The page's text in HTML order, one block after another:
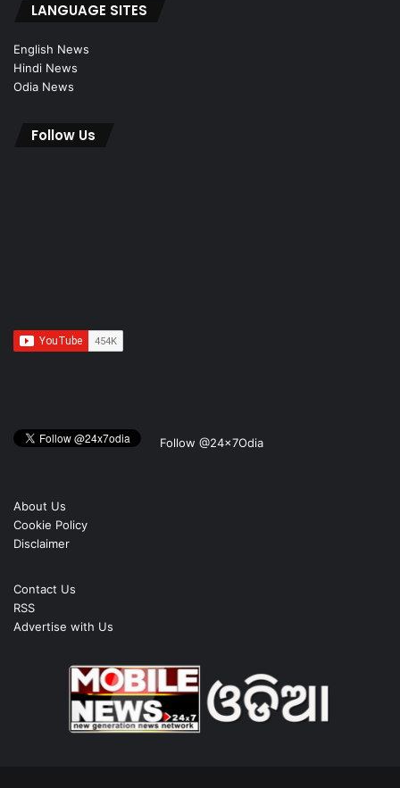
LANGUAGE SITES
English News
Hindi News
Odia News
Follow Us
Follow @24x7Odia
About Us
Cookie Policy
Disclaimer
Contact Us
RSS
Advertise with Us